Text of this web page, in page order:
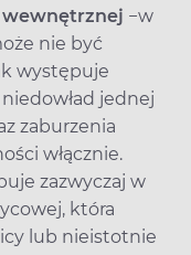
wewnętrznej −w
nie być
występuje
jednej
zaburzenia
włącznie.
zazwyczaj w
która
lub nieistotnie